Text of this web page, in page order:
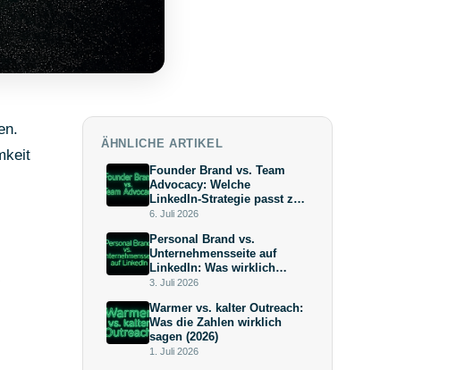
ÄHNLICHE ARTIKEL
Founder Brand vs. Team
Advocacy: Welche
LinkedIn-Strategie passt zu
deiner Wachstumsphase?
6. Juli 2026
Personal Brand vs.
Unternehmensseite auf
LinkedIn: Was wirklich
mehr bringt (und warum die
Überraschung ist)
3. Juli 2026
Warmer vs. kalter Outreach:
Was die Zahlen wirklich
sagen (2026)
1. Juli 2026